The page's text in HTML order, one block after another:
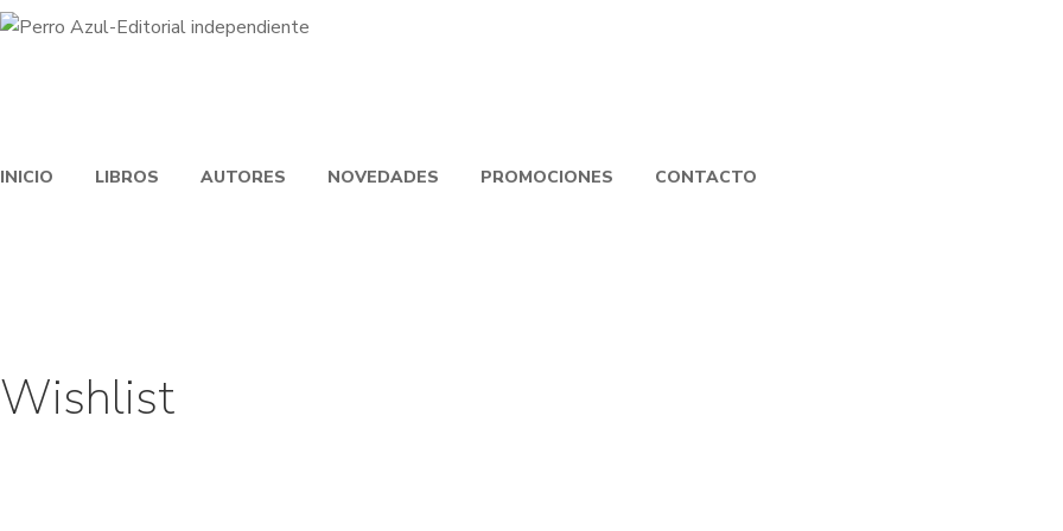
INICIO LIBROS AUTORES NOVEDADES PROMOCIONES CONTACTO
Wishlist